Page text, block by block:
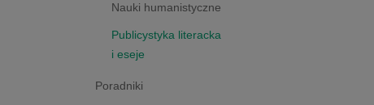
Nauki humanistyczne
Publicystyka literacka
i eseje
Poradniki